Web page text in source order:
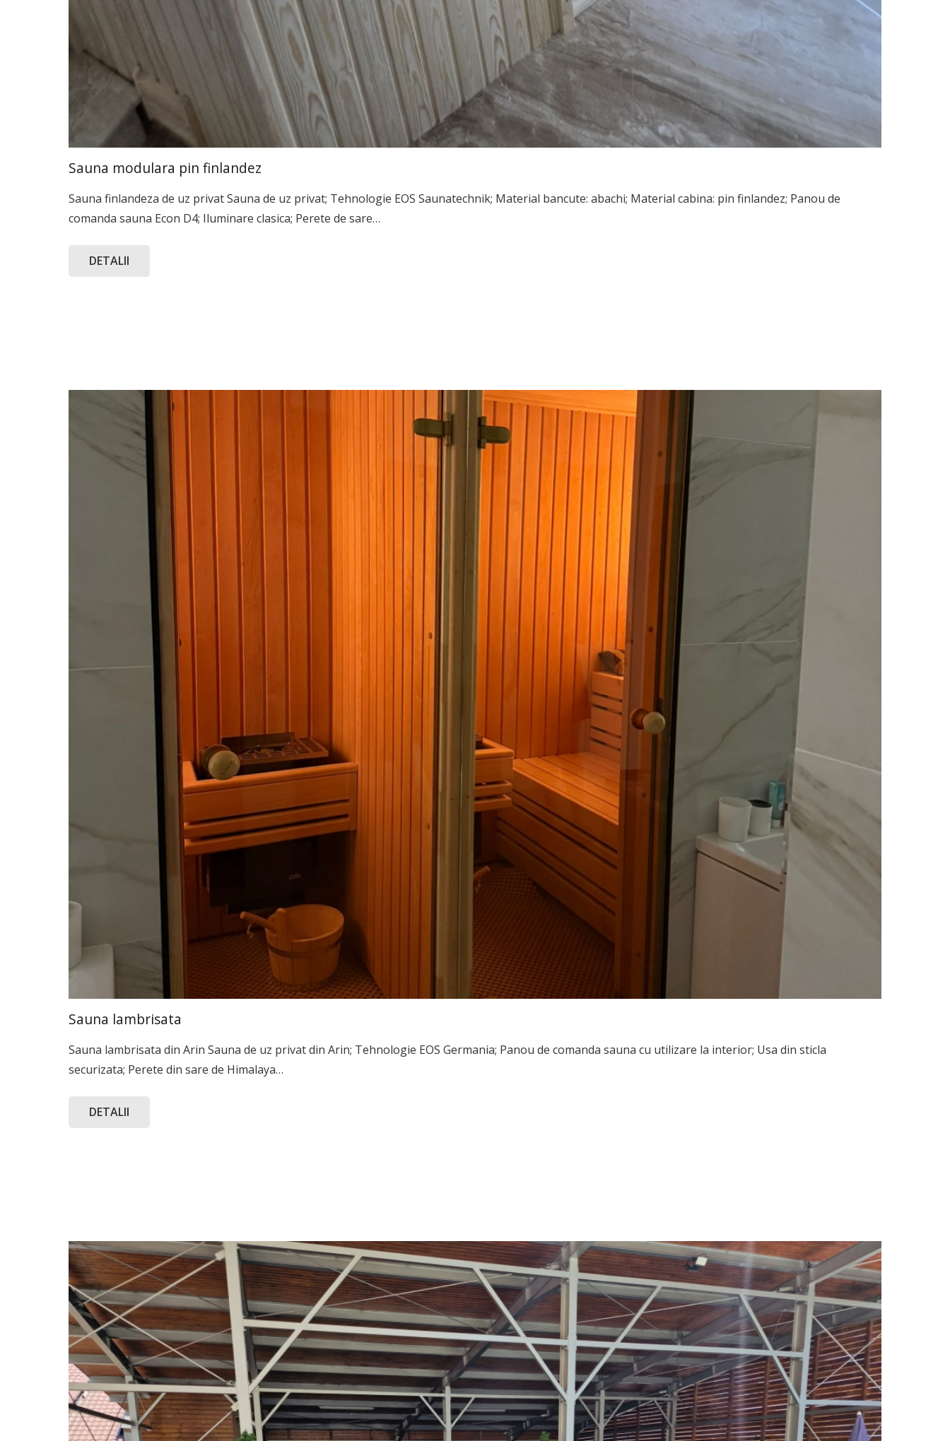
Sauna modulara pin finlandez
Sauna finlandeza de uz privat Sauna de uz privat; Tehnologie EOS Saunatechnik; Material bancute: abachi; Material cabina: pin finlandez; Panou de
comanda sauna Econ D4; Iluminare clasica; Perete de sare…
DETALII
Sauna lambrisata
Sauna lambrisata din Arin Sauna de uz privat din Arin; Tehnologie EOS Germania; Panou de comanda sauna cu utilizare la interior; Usa din sticla
securizata; Perete din sare de Himalaya…
DETALII